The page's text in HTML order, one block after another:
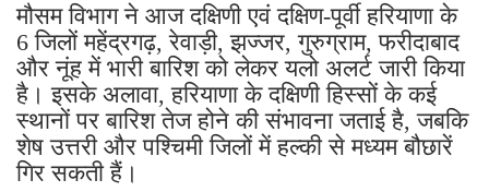
मौसम विभाग ने आज दक्षिणी एवं दक्षिण-पूर्वी हरियाणा के
6 जिलों महेंद्रगढ़, रेवाड़ी, झज्जर, गुरुग्राम, फरीदाबाद
और नूंह में भारी बारिश को लेकर यलो अलर्ट जारी किया
है। इसके अलावा, हरियाणा के दक्षिणी हिस्सों के कई
स्थानों पर बारिश तेज होने की संभावना जताई है, जबकि
शेष उत्तरी और पश्चिमी जिलों में हल्की से मध्यम बौछारें
गिर सकती हैं।